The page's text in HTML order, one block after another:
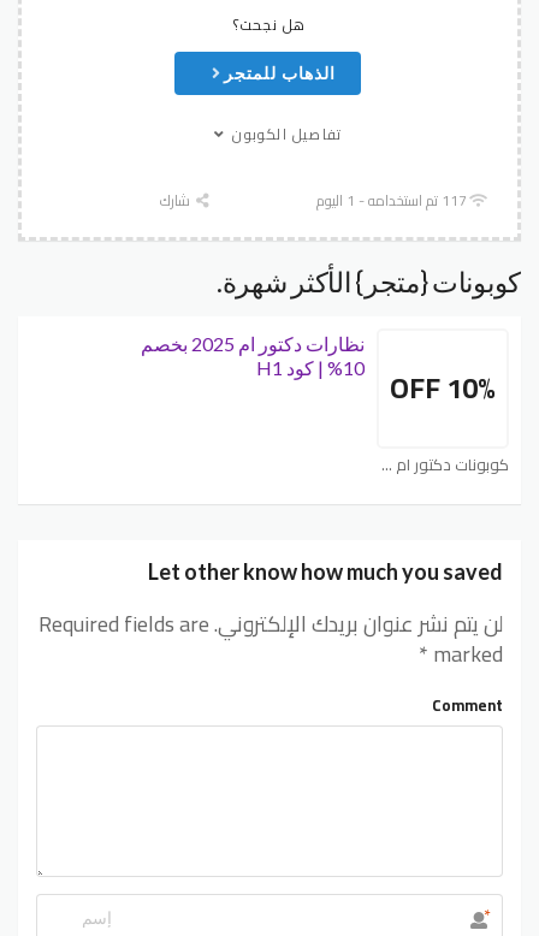
هل نجحت؟
الذهاب للمتجر
تفاصيل الكوبون
117 تم استخدامه - 1 اليوم شارك
كوبونات {متجر} الأكثر شهرة.
10% OFF
كوبونات دكتور ام - Doctor M
نظارات دكتور ام 2025 بخصم
10% | كود H1
Let other know how much you saved
لن يتم نشر عنوان بريدك الإلكتروني.Required fields are
marked
*
Comment
*